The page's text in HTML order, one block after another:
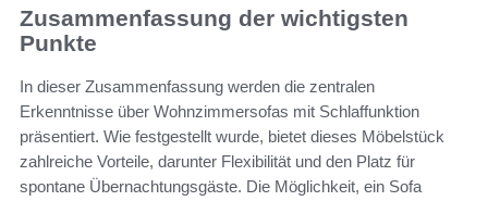
Zusammenfassung der wichtigsten
Punkte
In dieser Zusammenfassung werden die zentralen
Erkenntnisse über Wohnzimmersofas mit Schlaffunktion
präsentiert. Wie festgestellt wurde, bietet dieses Möbelstück
zahlreiche Vorteile, darunter Flexibilität und den Platz für
spontane Übernachtungsgäste. Die Möglichkeit, ein Sofa